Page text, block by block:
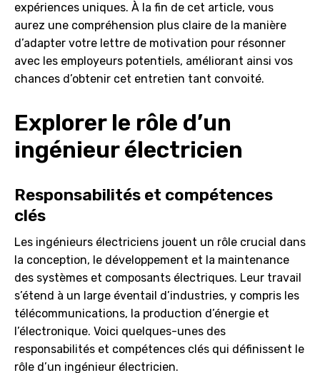
expériences uniques. À la fin de cet article, vous
aurez une compréhension plus claire de la manière
d’adapter votre lettre de motivation pour résonner
avec les employeurs potentiels, améliorant ainsi vos
chances d’obtenir cet entretien tant convoité.
Explorer le rôle d’un
ingénieur électricien
Responsabilités et compétences
clés
Les ingénieurs électriciens jouent un rôle crucial dans
la conception, le développement et la maintenance
des systèmes et composants électriques. Leur travail
s’étend à un large éventail d’industries, y compris les
télécommunications, la production d’énergie et
l’électronique. Voici quelques-unes des
responsabilités et compétences clés qui définissent le
rôle d’un ingénieur électricien.